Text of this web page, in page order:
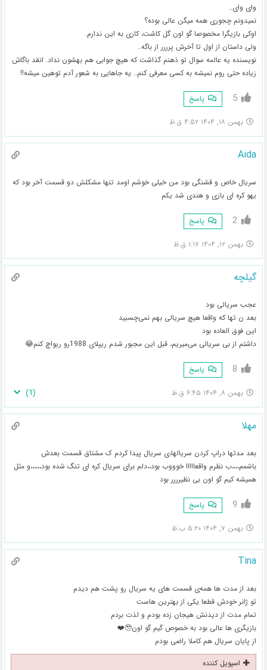
وای وای..
نمیدونم چجوری همه میگن عالی بوده؟
اوکی بازیگرا مخصوصا گو اون گل کاشت، کاری به این ندارم.
ولی داستان از اول تا آخرش پرررر از باگه..
نویسنده یه عالمه سوال تو ذهنم گذاشت که هیچ جوابی هم بهشون نداد. انقد باگاش
زیاده حتی روم نمیشه به کسی معرفی کنم.. یه جاهایی به شعور آدم توهین میشه!!
5 پاسخ
بهمن ۱۸, ۱۴۰۴ ۴:۵۲ ق.ظ
Aida
سریال خاص و قشنگی بود من خیلی خوشم اومد تنها مشکلش دو قسمت آخر بود که
یهو کره ای بازی و هندی شد یکم
2 پاسخ
بهمن ۱۲, ۱۴۰۴ ۱:۱۷ ق.ظ
گیلچه
عجب سریالی بود
بعد ن تها که واقعا هیچ سریالی بهم نمی‌چسبید
این فوق العاده بود
داشتم از بی سریالی می‌میریم، قبل این مجبور شدم ریپلای 1988رو ریواچ کنم😂
8 پاسخ
بهمن ۸, ۱۴۰۴ ۶:۴۵ ق.ظ (
1
)
مهلا
بعد مدتها دراپ کردن سریالها،ی سریال پیدا کردم ک مشتاق قسمت بعدش
باشمم،،،،ب نظرم واقعااااا خوووب بود،،دلم برای سریال کره ای تنگ شده بود،،،،،،و مثل
همیشه کیم گو اون بی نظیرررر بود
9 پاسخ
بهمن ۷, ۱۴۰۴ ۵:۲۰ ب.ظ
Tina
بعد از مدت ها همه‌ی قسمت های یه سریال رو پشت هم دیدم
تو ژانر خودش قطعا یکی از بهترین هاست
تمام مدت از دیدنش هیجان زده بودم و لذت بردم
بازیگری ها عالی بود به خصوص گیم گو اون🥹❤️
از پایان سریال هم کاملا راضی بودم
اسپویل کننده